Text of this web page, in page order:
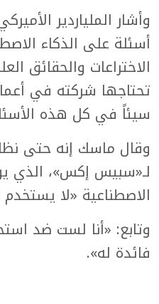
وأشار الملياردير
أسئلة على الذكاء
الاختراعات والحقائق
تحتاجها شركته في
سيئاً في كل هذه
وقال ماسك إنه حتى
لـ«سبيس إكس»، الذي
الاصطناعية «لا
وتابع: «أنا لست ضد
فائدة له».